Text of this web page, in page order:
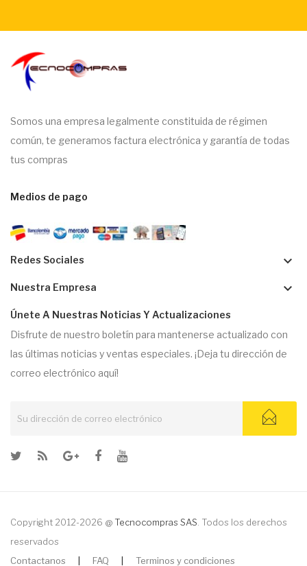
Somos una empresa legalmente constituida de régimen
común, te generamos factura electrónica y garantía de todas
tus compras
Medios de pago
Redes Sociales keyboard_arrow_down
Nuestra Empresa keyboard_arrow_down
Únete A Nuestras Noticias Y Actualizaciones
Disfrute de nuestro boletín para mantenerse actualizado con
las últimas noticias y ventas especiales. ¡Deja tu dirección de
correo electrónico aquí!
Copyright 2012-2026 @ Tecnocompras SAS . Todos los derechos
reservados
Contactanos
FAQ Terminos y condiciones